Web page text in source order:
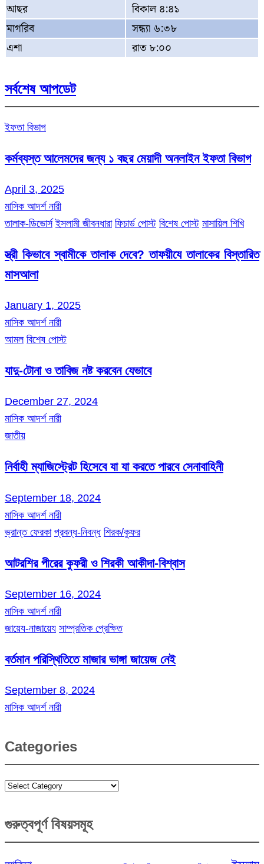
আছর
বিকাল ৪:৪১
মাগরিব
সন্ধ্যা ৬:৩৮
এশা
রাত ৮:০০
সর্বশেষ আপডেট
ইফতা বিভাগ
কর্মব্যস্ত আলেমদের জন্য ১ বছর মেয়াদী অনলাইন ইফতা বিভাগ
April 3, 2025
মাসিক আদর্শ নারী
তালাক-ডিভোর্স ইসলামী জীবনধারা ফিচার্ড পোস্ট বিশেষ পোস্ট মাসায়িল শিখি
স্ত্রী কিভাবে স্বামীকে তালাক দেবে? তাফয়ীযে তালাকের বিস্তারিত
মাসআলা
January 1, 2025
মাসিক আদর্শ নারী
আমল বিশেষ পোস্ট
যাদু-টোনা ও তাবিজ নষ্ট করবেন যেভাবে
December 27, 2024
মাসিক আদর্শ নারী
জাতীয়
নির্বাহী ম্যাজিস্ট্রেট হিসেবে যা যা করতে পারবে সেনাবাহিনী
September 18, 2024
মাসিক আদর্শ নারী
ভ্রান্ত ফেরকা প্রবন্ধ-নিবন্ধ শিরক/কুফর
আটরশির পীরের কুফরী ও শিরকী আকীদা-বিশ্বাস
September 16, 2024
মাসিক আদর্শ নারী
জায়েয-নাজায়েয সাম্প্রতিক প্রেক্ষিত
বর্তমান পরিস্থিতিতে মাজার ভাঙ্গা জায়েজ নেই
September 8, 2024
মাসিক আদর্শ নারী
Categories
Categories
গুরুত্বপূর্ণ বিষয়সমূহ